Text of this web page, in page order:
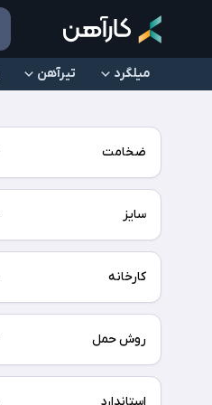
میلگرد تیرآهن
ضخامت
سایز
کارخانه
روش حمل